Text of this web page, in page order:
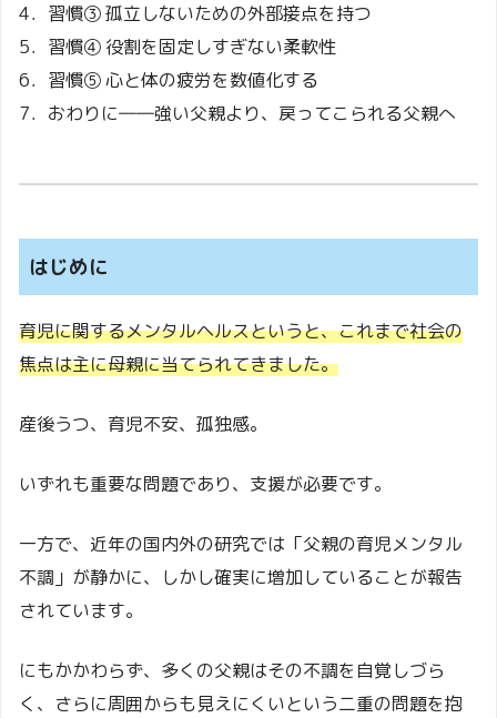
4．習慣③ 孤立しないための外部接点を持つ
5．習慣④ 役割を固定しすぎない柔軟性
6．習慣⑤ 心と体の疲労を数値化する
7．おわりに――強い父親より、戻ってこられる父親へ
はじめに
育児に関するメンタルヘルスというと、これまで社会の
焦点は主に母親に当てられてきました。
産後うつ、育児不安、孤独感。
いずれも重要な問題であり、支援が必要です。
一方で、近年の国内外の研究では「父親の育児メンタル
不調」が静かに、しかし確実に増加していることが報告
されています。
にもかかわらず、多くの父親はその不調を自覚しづら
く、さらに周囲からも見えにくいという二重の問題を抱